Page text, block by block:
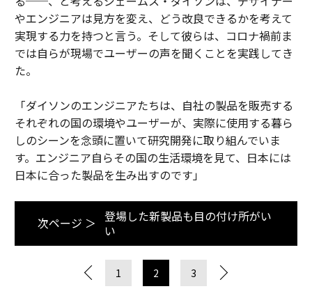
やエンジニアは見方を変え、どう改良できるかを考えて
実現する力を持つと言う。そして彼らは、コロナ禍前ま
では自らが現場でユーザーの声を聞くことを実践してき
た。
「ダイソンのエンジニアたちは、自社の製品を販売する
それぞれの国の環境やユーザーが、実際に使用する暮ら
しのシーンを念頭に置いて研究開発に取り組んでいま
す。エンジニア自らその国の生活環境を見て、日本には
日本に合った製品を生み出すのです」
次ページ ＞ 登場した新製品も目の付け所がい
い
1 2 3